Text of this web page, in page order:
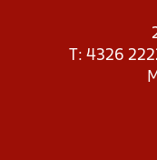
T: 4326